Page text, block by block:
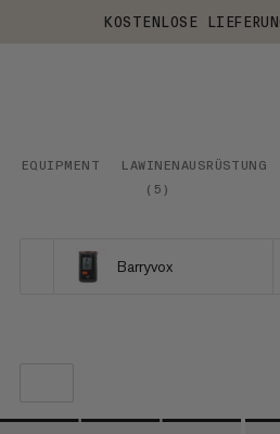
KOSTENLOSE
EQUIPMENT LAWINENAUSRÜSTUNG
( 5 )
Barryvox